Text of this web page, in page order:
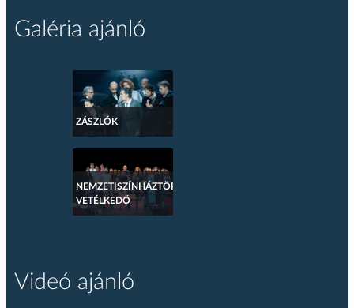
Galéria ajánló
ZÁSZLÓK
NEMZETISZÍNHÁZTÖRTÉNETI
VETÉLKEDŐ
Videó ajánló